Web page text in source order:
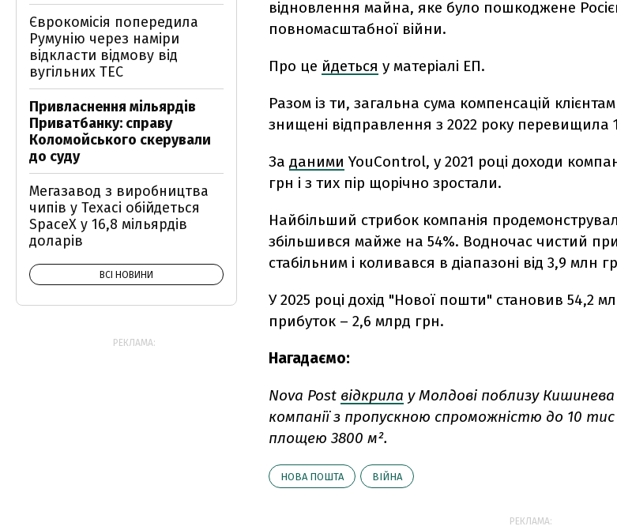
відновлення майна, яке було пошкоджене
повномасштабної війни.
Про це йдеться у матеріалі ЕП.
Разом із ти, загальна сума компенсацій
знищені відправлення з 2022 року перевищила
За даними YouControl, у 2021 році доходи
грн і з тих пір щорічно зростали.
Найбільший стрибок компанія
збільшився майже на 54%. Водночас чистий
стабільним і коливався в діапазоні від 3,9 млн
У 2025 році дохід "Нової пошти" становив 54,2
прибуток – 2,6 млрд грн.
Нагадаємо:
Nova Post відкрила у Молдові поблизу
компанії з пропускною спроможністю до 10
площею 3800 м².
НОВА ПОШТА ВІЙНА
РЕКЛАМА:
Єврокомісія попередила
Румунію через наміри
відкласти відмову від
вугільних ТЕС
Привласнення мільярдів
Приватбанку: справу
Коломойського скерували
до суду
Мегазавод з виробництва
чипів у Техасі обійдеться
SpaceX у 16,8 мільярдів
доларів
ВСІ НОВИНИ
РЕКЛАМА: